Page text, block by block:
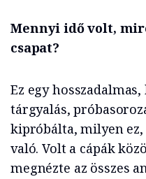
Mennyi idő volt,
csapat?
Ez egy
tárgyalás,
kipróbálta, milyen
való. Volt a cápák
megnézte az összes